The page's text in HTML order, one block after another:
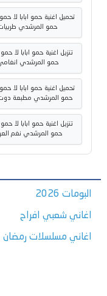
تحميل اغنية حمو ابابا لا حمو
حمو المرشدي
تنزيل اغنية حمو ابابا لا حمو
حمو المرشدي
تحميل اغنية حمو ابابا لا حمو
حمو المرشدي مطبعة
تنزيل اغنية حمو ابابا لا حمو
حمو المرشدي نغم
البومات 2026
اغاني شعبي افراح
اغاني مسلسلات رمضان